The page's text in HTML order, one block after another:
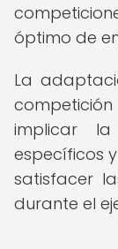
óptimo de
La
implicar la
específicos
satisfacer
durante el